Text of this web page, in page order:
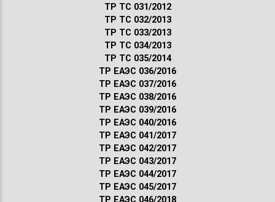
ТР ТС 031/2012
ТР ТС 032/2013
ТР ТС 033/2013
ТР ТС 034/2013
ТР ТС 035/2014
ТР ЕАЭС 036/2016
ТР ЕАЭС 037/2016
ТР ЕАЭС 038/2016
ТР ЕАЭС 039/2016
ТР ЕАЭС 040/2016
ТР ЕАЭС 041/2017
ТР ЕАЭС 042/2017
ТР ЕАЭС 043/2017
ТР ЕАЭС 044/2017
ТР ЕАЭС 045/2017
ТР ЕАЭС 046/2018